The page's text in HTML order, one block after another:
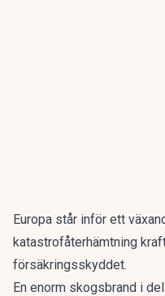
Europa står inför ett
katastrofåterhämtning
försäkringsskyddet.
En enorm skogsbrand i